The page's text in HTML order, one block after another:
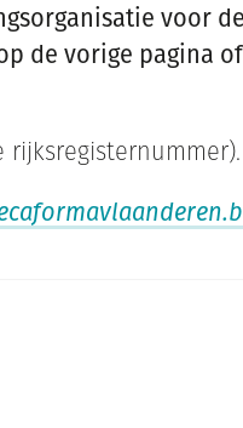
voor de
de vorige pagina
rijksregisternummer).